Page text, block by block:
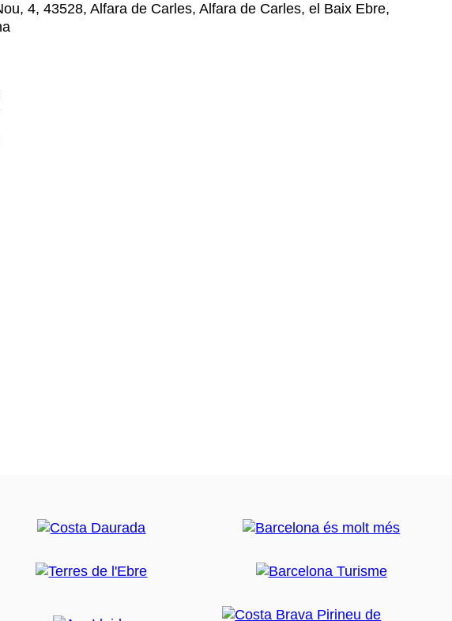
4, 43528, Alfara de Carles, Alfara de Carles, el Baix Ebre,